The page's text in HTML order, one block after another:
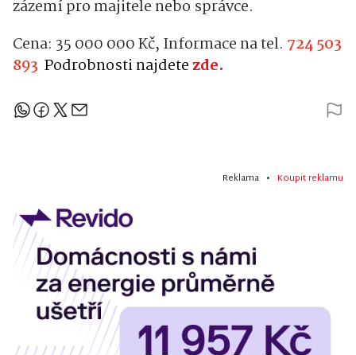
zázemí pro majitele nebo správce.
Cena: 35 000 000 Kč, Informace na tel. 724 503
893 Podrobnosti najdetezde.
Sdílejte článek
Reklama • Koupit reklamu